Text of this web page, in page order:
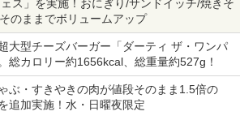
ス」を実施！おにぎり/サンドイッチ/焼きそ
のままでボリュームアップ
大型チーズバーガー「ダーティ ザ・ワンパ
総カロリー約1656kcal、総重量約527g！
ぶ・すきやきの肉が値段そのまま1.5倍の
追加実施！水・日曜夜限定